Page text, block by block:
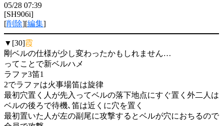
05/28 07:39
[SH906i]
[削除][編集]
▼[30]霞
剛ベルの仕様が少し変わったかもしれません…
ってことで新ベルハメ
ラファ3笛1
2でラファは火事場笛は旋律
最初穴置く人が先入ってベルの落下地点にすぐ置く外二人は
ベルの後ろで待機､笛は近くに穴を置く
最初置いた人が左の副尾に攻撃するとベルが穴におちるので